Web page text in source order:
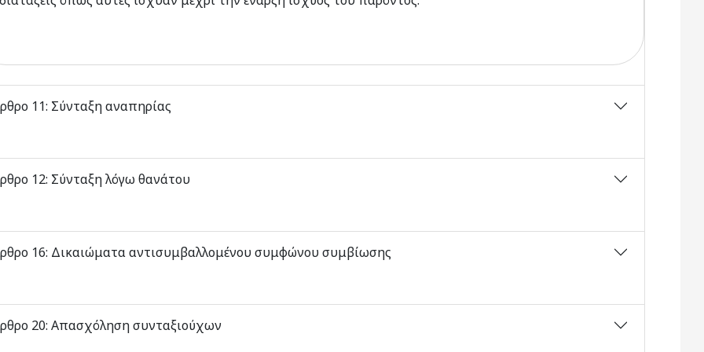
11: Σύνταξη αναπηρίας
12: Σύνταξη λόγω θανάτου
16: Δικαιώματα αντισυμβαλλομένου συμφώνου συμβίωσης
20: Απασχόληση συνταξιούχων